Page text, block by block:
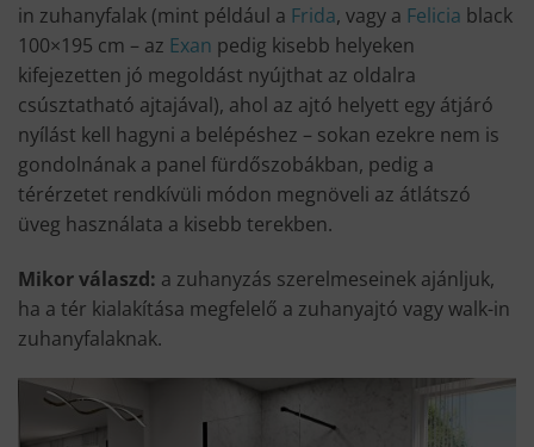
in zuhanyfalak (mint például a Frida, vagy a Felicia black
100×195 cm – az Exan pedig kisebb helyeken
kifejezetten jó megoldást nyújthat az oldalra
csúsztatható ajtajával), ahol az ajtó helyett egy átjáró
nyílást kell hagyni a belépéshez – sokan ezekre nem is
gondolnának a panel fürdőszobákban, pedig a
térérzetet rendkívüli módon megnöveli az átlátszó
üveg használata a kisebb terekben.
Mikor válaszd: a zuhanyzás szerelmeseinek ajánljuk,
ha a tér kialakítása megfelelő a zuhanyajtó vagy walk-in
zuhanyfalaknak.